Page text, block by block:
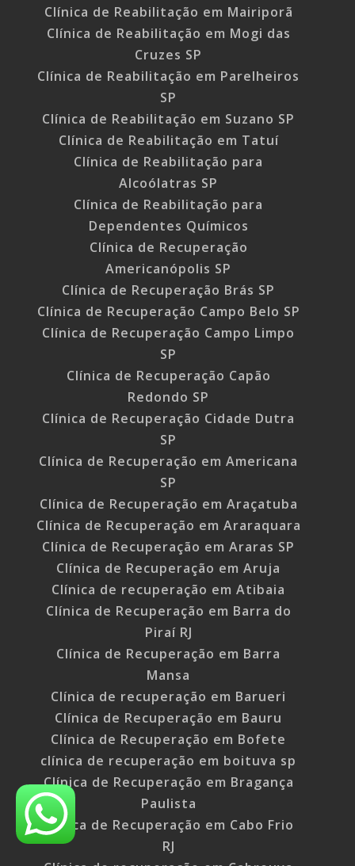
Clínica de Reabilitação em Mairiporã
Clínica de Reabilitação em Mogi das
Cruzes SP
Clínica de Reabilitação em Parelheiros
SP
Clínica de Reabilitação em Suzano SP
Clínica de Reabilitação em Tatuí
Clínica de Reabilitação para
Alcoólatras SP
Clínica de Reabilitação para
Dependentes Químicos
Clínica de Recuperação
Americanópolis SP
Clínica de Recuperação Brás SP
Clínica de Recuperação Campo Belo SP
Clínica de Recuperação Campo Limpo
SP
Clínica de Recuperação Capão
Redondo SP
Clínica de Recuperação Cidade Dutra
SP
Clínica de Recuperação em Americana
SP
Clínica de Recuperação em Araçatuba
Clínica de Recuperação em Araraquara
Clínica de Recuperação em Araras SP
Clínica de Recuperação em Aruja
Clínica de recuperação em Atibaia
Clínica de Recuperação em Barra do
Piraí RJ
Clínica de Recuperação em Barra
Mansa
Clínica de recuperação em Barueri
Clínica de Recuperação em Bauru
Clínica de Recuperação em Bofete
clínica de recuperação em boituva sp
Clínica de Recuperação em Bragança
Paulista
Clínica de Recuperação em Cabo Frio
RJ